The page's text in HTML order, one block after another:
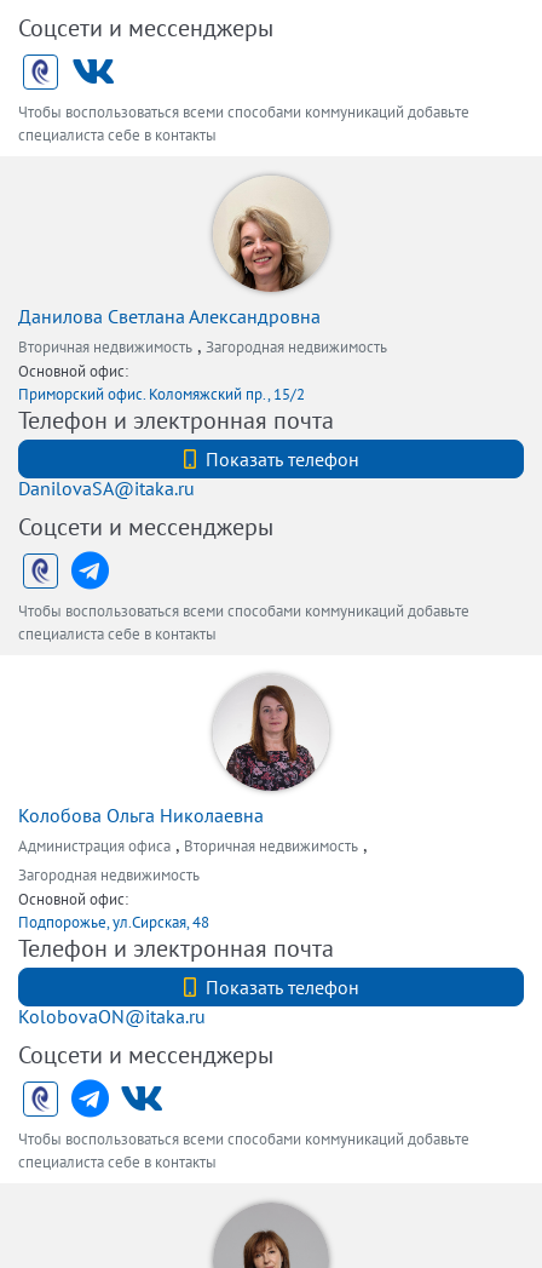
Соцсети и мессенджеры
Чтобы воспользоваться всеми способами коммуникаций добавьте
специалиста себе в контакты
Данилова Светлана Александровна
Вторичная недвижимость , Загородная недвижимость
Основной офис:
Приморский офис. Коломяжский пр., 15/2
Телефон и электронная почта
Показать телефон
DanilovaSA@itaka.ru
Соцсети и мессенджеры
Чтобы воспользоваться всеми способами коммуникаций добавьте
специалиста себе в контакты
Колобова Ольга Николаевна
Администрация офиса , Вторичная недвижимость ,
Загородная недвижимость
Основной офис:
Подпорожье, ул.Сирская, 48
Телефон и электронная почта
Показать телефон
KolobovaON@itaka.ru
Соцсети и мессенджеры
Чтобы воспользоваться всеми способами коммуникаций добавьте
специалиста себе в контакты